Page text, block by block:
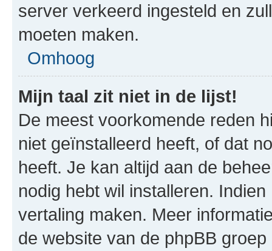
server verkeerd ingesteld en
moeten maken.
Omhoog
Mijn taal zit niet in de lijst!
De meest voorkomende reden
niet geïnstalleerd heeft, of dat
heeft. Je kan altijd aan de
nodig hebt wil installeren.
vertaling maken. Meer
de website van de phpBB